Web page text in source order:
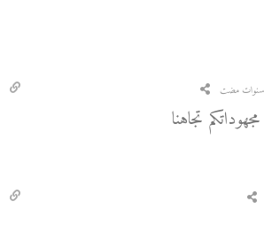
تجاهنا